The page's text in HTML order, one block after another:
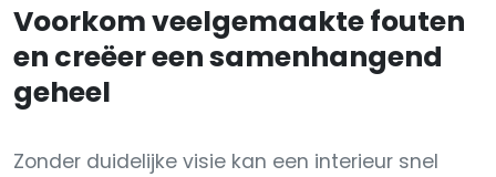
Voorkom veelgemaakte fouten
en creëer een samenhangend
geheel
Zonder duidelijke visie kan een interieur snel